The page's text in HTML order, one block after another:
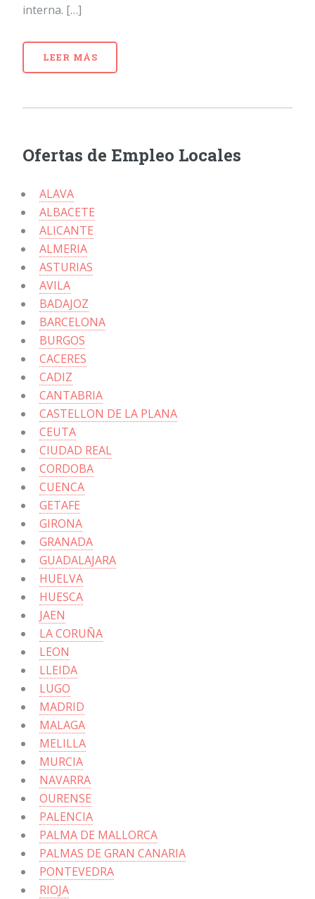
interna. […]
LEER MÁS
Ofertas de Empleo Locales
ALAVA
ALBACETE
ALICANTE
ALMERIA
ASTURIAS
AVILA
BADAJOZ
BARCELONA
BURGOS
CACERES
CADIZ
CANTABRIA
CASTELLON DE LA PLANA
CEUTA
CIUDAD REAL
CORDOBA
CUENCA
GETAFE
GIRONA
GRANADA
GUADALAJARA
HUELVA
HUESCA
JAEN
LA CORUÑA
LEON
LLEIDA
LUGO
MADRID
MALAGA
MELILLA
MURCIA
NAVARRA
OURENSE
PALENCIA
PALMA DE MALLORCA
PALMAS DE GRAN CANARIA
PONTEVEDRA
RIOJA